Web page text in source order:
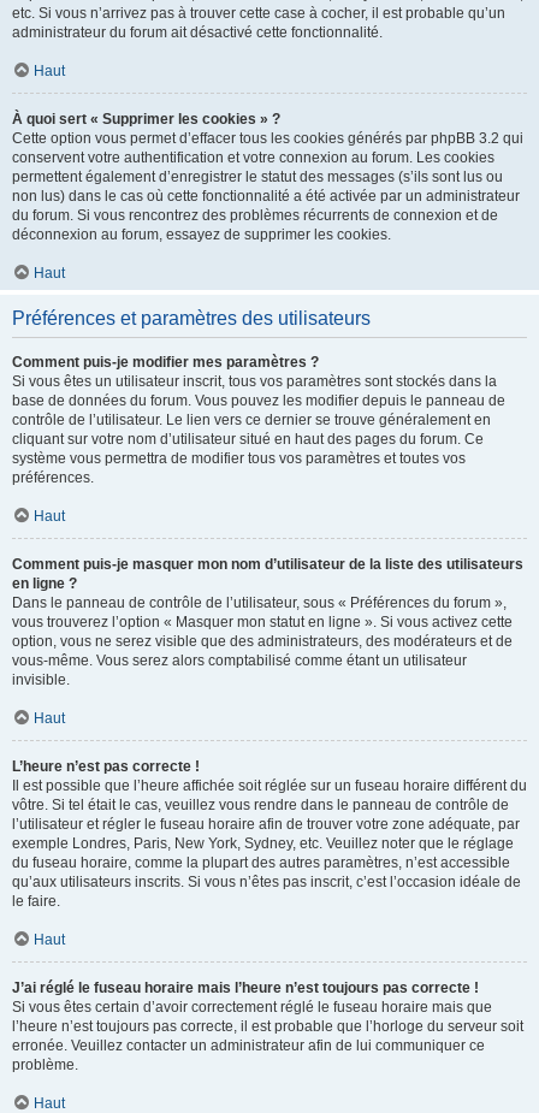
etc. Si vous n’arrivez pas à trouver cette case à cocher, il est probable qu’un
administrateur du forum ait désactivé cette fonctionnalité.
Haut
À quoi sert « Supprimer les cookies » ?
Cette option vous permet d’effacer tous les cookies générés par phpBB 3.2 qui
conservent votre authentification et votre connexion au forum. Les cookies
permettent également d’enregistrer le statut des messages (s’ils sont lus ou
non lus) dans le cas où cette fonctionnalité a été activée par un administrateur
du forum. Si vous rencontrez des problèmes récurrents de connexion et de
déconnexion au forum, essayez de supprimer les cookies.
Haut
Préférences et paramètres des utilisateurs
Comment puis-je modifier mes paramètres ?
Si vous êtes un utilisateur inscrit, tous vos paramètres sont stockés dans la
base de données du forum. Vous pouvez les modifier depuis le panneau de
contrôle de l’utilisateur. Le lien vers ce dernier se trouve généralement en
cliquant sur votre nom d’utilisateur situé en haut des pages du forum. Ce
système vous permettra de modifier tous vos paramètres et toutes vos
préférences.
Haut
Comment puis-je masquer mon nom d’utilisateur de la liste des utilisateurs
en ligne ?
Dans le panneau de contrôle de l’utilisateur, sous « Préférences du forum »,
vous trouverez l’option « Masquer mon statut en ligne ». Si vous activez cette
option, vous ne serez visible que des administrateurs, des modérateurs et de
vous-même. Vous serez alors comptabilisé comme étant un utilisateur
invisible.
Haut
L’heure n’est pas correcte !
Il est possible que l’heure affichée soit réglée sur un fuseau horaire différent du
vôtre. Si tel était le cas, veuillez vous rendre dans le panneau de contrôle de
l’utilisateur et régler le fuseau horaire afin de trouver votre zone adéquate, par
exemple Londres, Paris, New York, Sydney, etc. Veuillez noter que le réglage
du fuseau horaire, comme la plupart des autres paramètres, n’est accessible
qu’aux utilisateurs inscrits. Si vous n’êtes pas inscrit, c’est l’occasion idéale de
le faire.
Haut
J’ai réglé le fuseau horaire mais l’heure n’est toujours pas correcte !
Si vous êtes certain d’avoir correctement réglé le fuseau horaire mais que
l’heure n’est toujours pas correcte, il est probable que l’horloge du serveur soit
erronée. Veuillez contacter un administrateur afin de lui communiquer ce
problème.
Haut